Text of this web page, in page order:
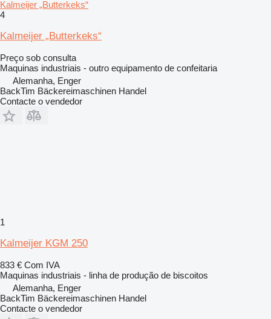
Kalmeijer „Butterkeks“
4
Kalmeijer „Butterkeks“
Preço sob consulta
Maquinas industriais - outro equipamento de confeitaria
Alemanha, Enger
BackTim Bäckereimaschinen Handel
Contacte o vendedor
1
Kalmeijer KGM 250
833 € Com IVA
Maquinas industriais - linha de produção de biscoitos
Alemanha, Enger
BackTim Bäckereimaschinen Handel
Contacte o vendedor